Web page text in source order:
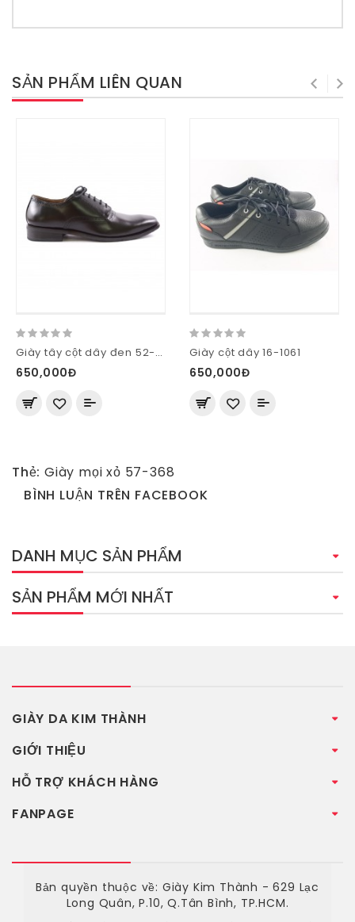
SẢN PHẨM LIÊN QUAN
Giày tây cột dây đen 52-M58-D
650,000Đ
Giày cột dây 16-1061
650,000Đ
Thẻ: Giày mọi xỏ 57-368
BÌNH LUẬN TRÊN FACEBOOK
DANH MỤC SẢN PHẨM
SẢN PHẨM MỚI NHẤT
GIÀY DA KIM THÀNH
GIỚI THIỆU
HỖ TRỢ KHÁCH HÀNG
FANPAGE
Bản quyền thuộc về: Giày Kim Thành - 629 Lạc
Long Quân, P.10, Q.Tân Bình, TP.HCM.